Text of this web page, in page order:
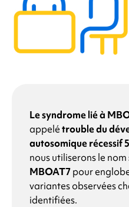
Le syndrome lié à
appelétrouble du
autosomique récessif
nous utiliserons le nom
MBOAT7pour
variantes observées
identifiées.